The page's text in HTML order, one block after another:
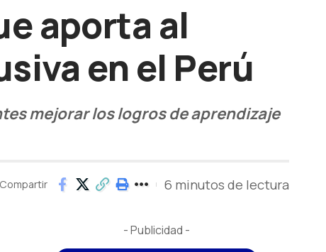
aporta al
en el Perú
mejorar los logros de aprendizaje
Compartir 6 minutos de lectura
- Publicidad -